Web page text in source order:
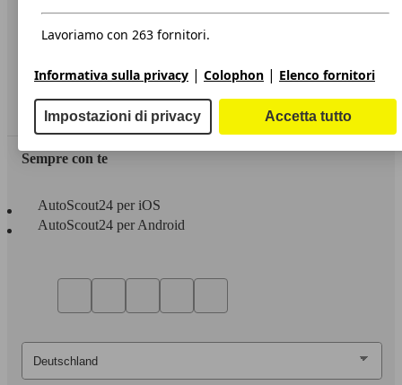
Privacy
Dichiarazione di Accessibilità
Servizi
Area rivenditori
Sempre con te
AutoScout24 per iOS
AutoScout24 per Android
Lavoriamo con 263 fornitori.
Informativa sulla privacy | Colophon | Elenco fornitori
Impostazioni di privacy Accetta tutto